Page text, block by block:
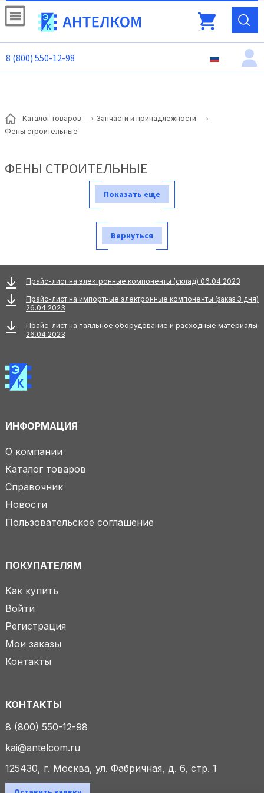
8 (800) 550-12-98
Каталог товаров
Запчасти и принадлежности
Фены строительные
ФЕНЫ СТРОИТЕЛЬНЫЕ
Показать еще
Вернуться
Прайс-лист на электронные компоненты (склад) 06.04.2023
Прайс-лист на импортные электронные компоненты (заказ 3 дня)
26.04.2023
Прайс-лист на паяльное оборудование и расходные материалы
26.04.2023
ИНФОРМАЦИЯ
О компании
Каталог товаров
Справочник
Новости
Пользовательское соглашение
ПОКУПАТЕЛЯМ
Как купить
Войти
Регистрация
Мои заказы
Контакты
КОНТАКТЫ
8 (800) 550-12-98
kai@antelcom.ru
125430, г. Москва, ул. Фабричная, д. 6, стр. 1